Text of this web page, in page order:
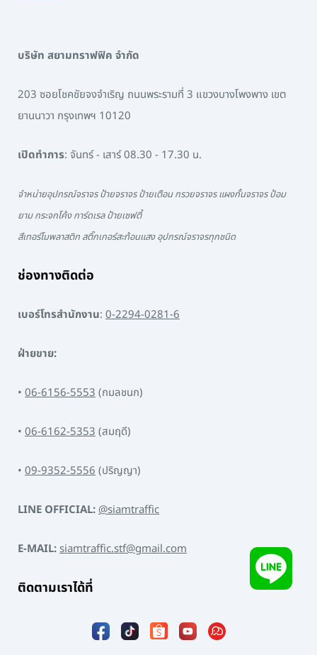
บริษัท สยามทราฟฟิค จำกัด
203 ซอยโชคชัยจงจำเริญ ถนนพระรามที่ 3 แขวงบางโพงพาง เขต
ยานนาวา กรุงเทพฯ 10120
เปิดทำการ: จันทร์ - เสาร์ 08.30 - 17.30 น.
จำหน่ายอุปกรณ์จราจร ป้ายจราจร ป้ายเตือน กรวยจราจร แผงกั้นจราจร ป้อม
ยาม กระจกโค้ง การ์ดเรล ป้ายเซฟตี้
สีเทอร์โมพลาสติก สติ๊กเกอร์สะท้อนแสง อุปกรณ์จราจรทุกชนิด
ช่องทางติดต่อ
เบอร์โทรสำนักงาน: 0-2294-0281-6
ฝ่ายขาย:
• 06-6156-5553(กมลชนก)
• 06-6162-5353(สมฤดี)
• 09-9352-5556(ปริญญา)
LINE OFFICIAL:@siamtraffic
E-MAIL:siamtraffic.stf@gmail.com
ติดตามเราได้ที่